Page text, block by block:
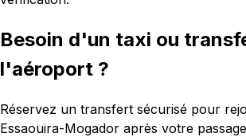
Besoin d'un taxi ou
l'aéroport ?
Réservez un transfert sécurisé pour
Essaouira-Mogador après votre